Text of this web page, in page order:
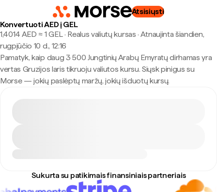
Atsisiųsti
Konvertuoti AED į GEL
1,4014 AED ≈ 1 GEL · Realus valiutų kursas · Atnaujinta šiandien,
rugpjūčio 10 d., 12:16
Pamatyk, kaip daug 3 500 Jungtinių Arabų Emyratų dirhamas yra
vertas Gruzijos laris tikruoju valiutos kursu. Siųsk pinigus su
Morse — jokių paslėptų maržų, jokių išduotų kursų.
Sukurta su patikimais finansiniais partneriais